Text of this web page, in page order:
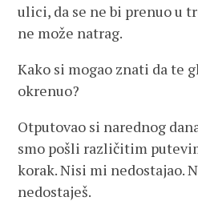
ulici, da se ne bi prenuo u
ne može natrag.
Kako si mogao znati da te
okrenuo?
Otputovao si narednog
smo pošli različitim
korak. Nisi mi nedostajao.
nedostaješ.